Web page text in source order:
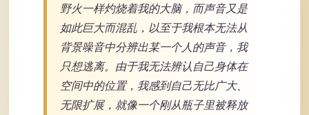
野火一样灼烧着我的大脑，而声音又是
如此巨大而混乱，以至于我根本无法从
背景噪音中分辨出某一个人的声音，我
只想逃离。由于我无法辨认自己身体在
空间中的位置，我感到自己无比广大、
无限扩展，就像一个刚从瓶子里被释放